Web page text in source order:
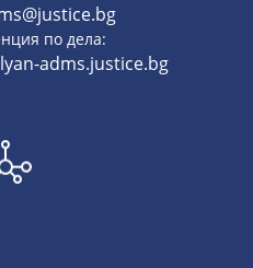
по дела:
adms.justice.bg